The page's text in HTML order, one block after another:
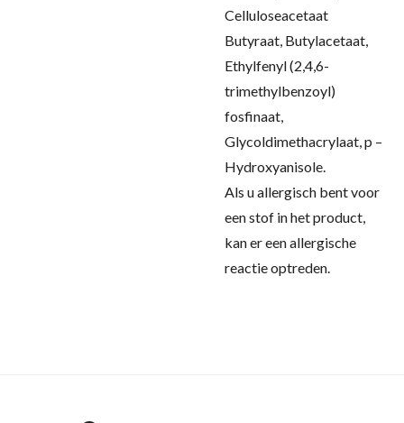
Celluloseacetaat
Butyraat, Butylacetaat,
Ethylfenyl (2,4,6-
trimethylbenzoyl)
fosfinaat,
Glycoldimethacrylaat, p –
Hydroxyanisole.
Als u allergisch bent voor
een stof in het product,
kan er een allergische
reactie optreden.